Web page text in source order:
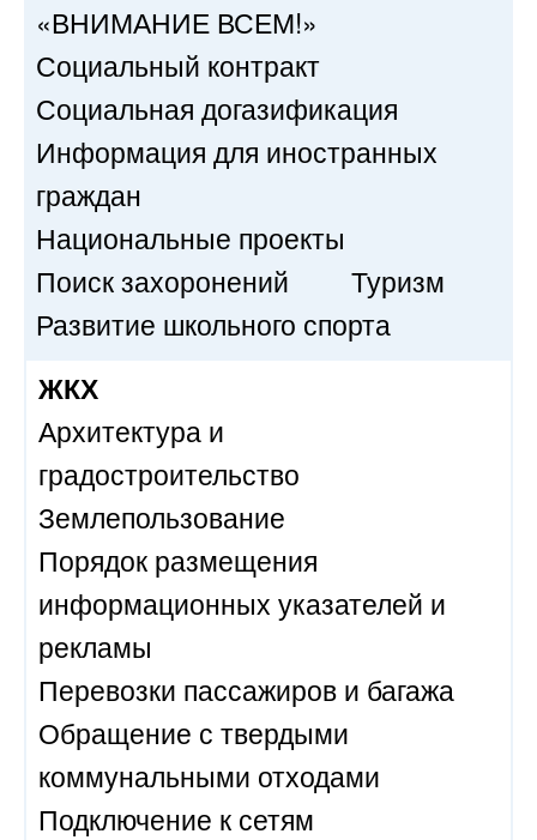
«ВНИМАНИЕ ВСЕМ!»
Социальный контракт
Социальная догазификация
Информация для иностранных
граждан
Национальные проекты
Поиск захоронений
Туризм
Развитие школьного спорта
ЖКХ
Архитектура и
градостроительство
Землепользование
Порядок размещения
информационных указателей и
рекламы
Перевозки пассажиров и багажа
Обращение с твердыми
коммунальными отходами
Подключение к сетям